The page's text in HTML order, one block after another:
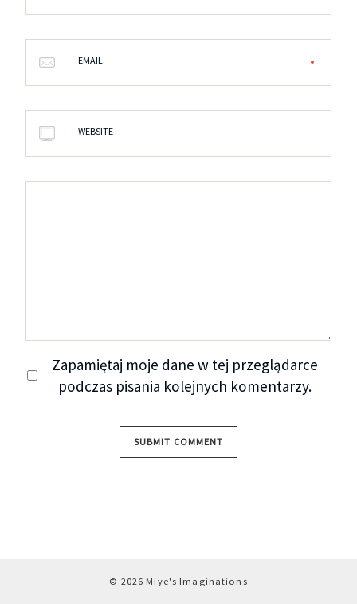
EMAIL
WEBSITE
Zapamiętaj moje dane w tej przeglądarce
podczas pisania kolejnych komentarzy.
© 2026 Miye's Imaginations